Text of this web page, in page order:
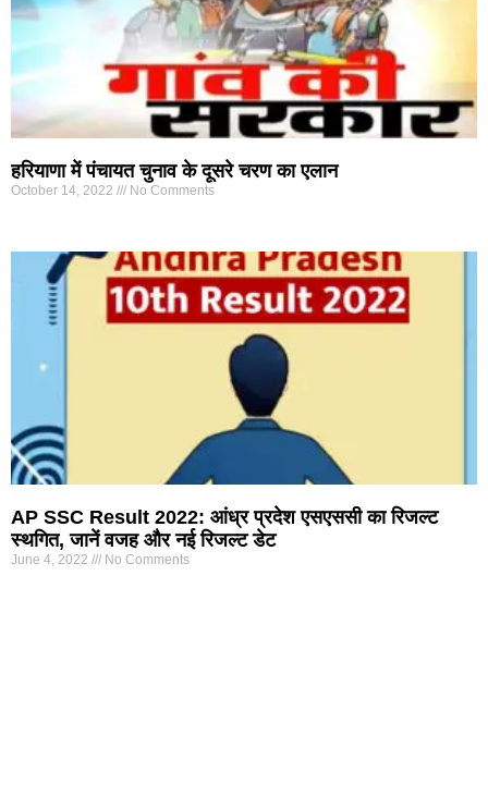
हरियाणा में पंचायत चुनाव के दूसरे चरण का एलान
October 14, 2022 No Comments
AP SSC Result 2022: आंध्र प्रदेश एसएससी का रिजल्ट
स्थगित, जानें वजह और नई रिजल्ट डेट
June 4, 2022 No Comments